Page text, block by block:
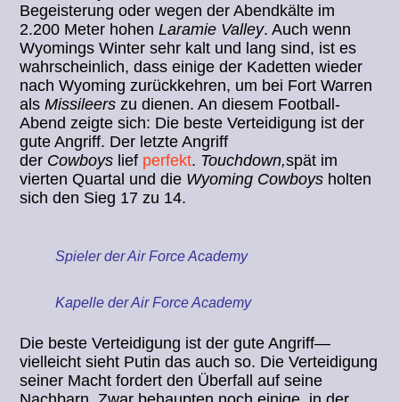
Begeisterung oder wegen der Abendkälte im
2.200 Meter hohenLaramie Valley. Auch wenn
Wyomings Winter sehr kalt und lang sind, ist es
wahrscheinlich, dass einige der Kadetten wieder
nach Wyoming zurückkehren, um bei Fort Warren
alsMissileers zu dienen. An diesem Football-
Abend zeigte sich: Die beste Verteidigung ist der
gute Angriff. Der letzte Angriff
der Cowboys lief perfekt. Touchdown,spät im
vierten Quartal und die Wyoming Cowboys holten
sich den Sieg 17 zu 14.
Spieler der Air Force Academy
Kapelle der Air Force Academy
Die beste Verteidigung ist der gute Angriff—
vielleicht sieht Putin das auch so. Die Verteidigung
seiner Macht fordert den Überfall auf seine